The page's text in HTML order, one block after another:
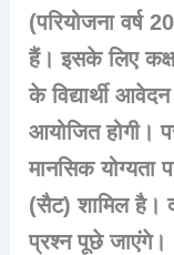
(परियोजना
हैं। इसके लिए
के विद्यार्थी
आयोजित होगी।
मानसिक योग्यता
(सैट) शामिल है।
प्रश्न पूछे जाएंगे।